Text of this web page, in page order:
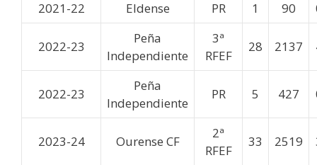
2021-22 Eldense PR 1 90
2022-23
Peña
Independiente
3ª
RFEF
28 2137
2022-23
Peña
Independiente
PR 5 427
2023-24 Ourense CF
2ª
RFEF
33 2519